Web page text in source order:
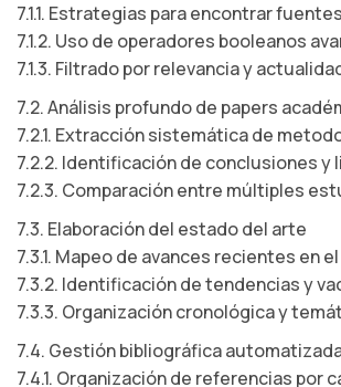
7.1.1. Estrategias para encontrar
7.1.2. Uso de operadores booleanos
7.1.3. Filtrado por relevancia y
7.2. Análisis profundo de papers
7.2.1. Extracción sistemática de
7.2.2. Identificación de conclusiones y
7.2.3. Comparación entre múltiples
7.3. Elaboración del estado del arte
7.3.1. Mapeo de avances recientes en
7.3.2. Identificación de tendencias y
7.3.3. Organización cronológica y
7.4. Gestión bibliográfica
7.4.1. Organización de referencias por